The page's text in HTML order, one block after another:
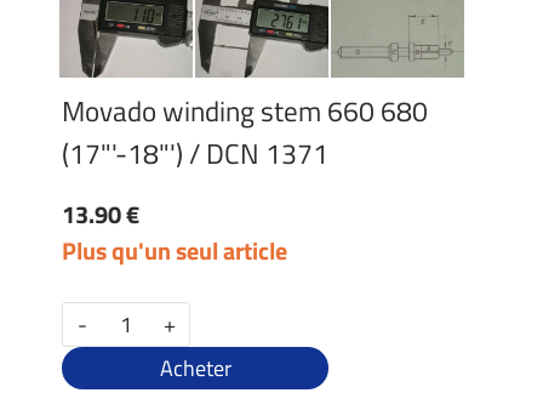
Movado winding stem 660 680
(17"'-18"') / DCN 1371
13.90 €
Plus qu'un seul article
-
+
Acheter